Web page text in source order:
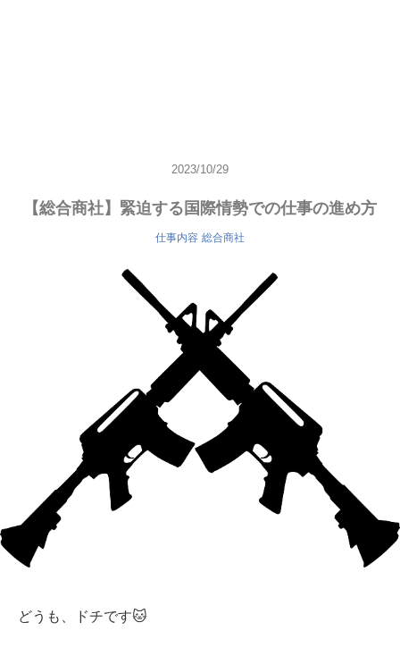
2023/10/29
【総合商社】緊迫する国際情勢での仕事の進め方
仕事内容 総合商社
どうも、ドチです🐱